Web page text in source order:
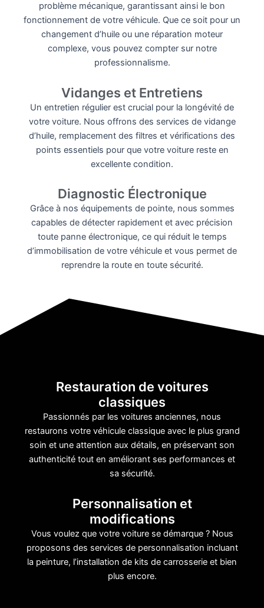
problème mécanique, garantissant ainsi le bon
fonctionnement de votre véhicule. Que ce soit pour un
changement d’huile ou une réparation moteur
complexe, vous pouvez compter sur notre
professionnalisme.
Vidanges et Entretiens
Un entretien régulier est crucial pour la longévité de
votre voiture. Nous offrons des services de vidange
d’huile, remplacement des filtres et vérifications des
points essentiels pour que votre voiture reste en
excellente condition.
Diagnostic Électronique
Grâce à nos équipements de pointe, nous sommes
capables de détecter rapidement et avec précision
toute panne électronique, ce qui réduit le temps
d’immobilisation de votre véhicule et vous permet de
reprendre la route en toute sécurité.
Restauration de voitures
classiques
Passionnés par les voitures anciennes, nous
restaurons votre véhicule classique avec le plus grand
soin et une attention aux détails, en préservant son
authenticité tout en améliorant ses performances et
sa sécurité.
Personnalisation et
modifications
Vous voulez que votre voiture se démarque ? Nous
proposons des services de personnalisation incluant
la peinture, l’installation de kits de carrosserie et bien
plus encore.